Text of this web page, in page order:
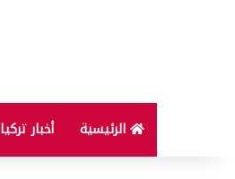
الرئيسية أخبار تركيا